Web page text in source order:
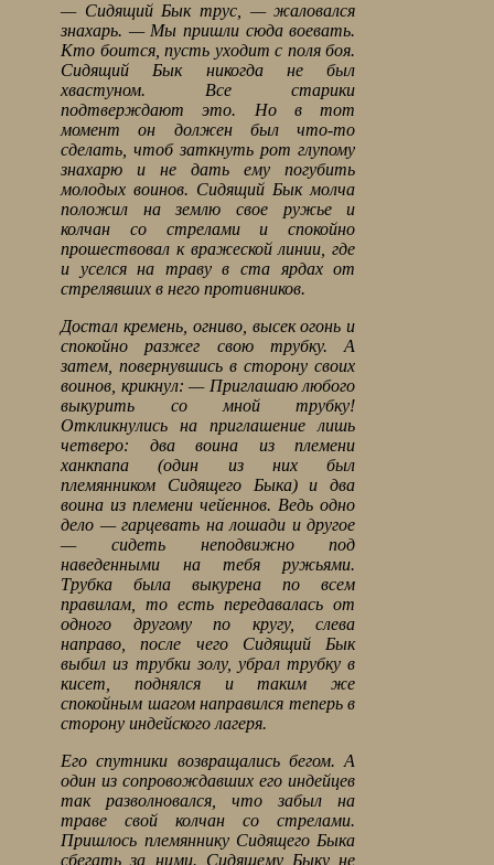
— Сидящий Бык трус, — жаловался
знахарь. — Мы пришли сюда воевать.
Кто боится, пусть уходит с поля боя.
Сидящий Бык никогда не был
хвастуном. Все старики
подтверждают это. Но в тот
момент он должен был что-то
сделать, чтоб заткнуть рот глупому
знахарю и не дать ему погубить
молодых воинов. Сидящий Бык молча
положил на землю свое ружье и
колчан со стрелами и спокойно
прошествовал к вражеской линии, где
и уселся на траву в ста ярдах от
стрелявших в него противников.
Достал кремень, огниво, высек огонь и
спокойно разжег свою трубку. А
затем, повернувшись в сторону своих
воинов, крикнул: — Приглашаю любого
выкурить со мной трубку!
Откликнулись на приглашение лишь
четверо: два воина из племени
ханкпапа (один из них был
племянником Сидящего Быка) и два
воина из племени чейеннов. Ведь одно
дело — гарцевать на лошади и другое
— сидеть неподвижно под
наведенными на тебя ружьями.
Трубка была выкурена по всем
правилам, то есть передавалась от
одного другому по кругу, слева
направо, после чего Сидящий Бык
выбил из трубки золу, убрал трубку в
кисет, поднялся и таким же
спокойным шагом направился теперь в
сторону индейского лагеря.
Его спутники возвращались бегом. А
один из сопровождавших его индейцев
так разволновался, что забыл на
траве свой колчан со стрелами.
Пришлось племяннику Сидящего Быка
сбегать за ними. Сидящему Быку не